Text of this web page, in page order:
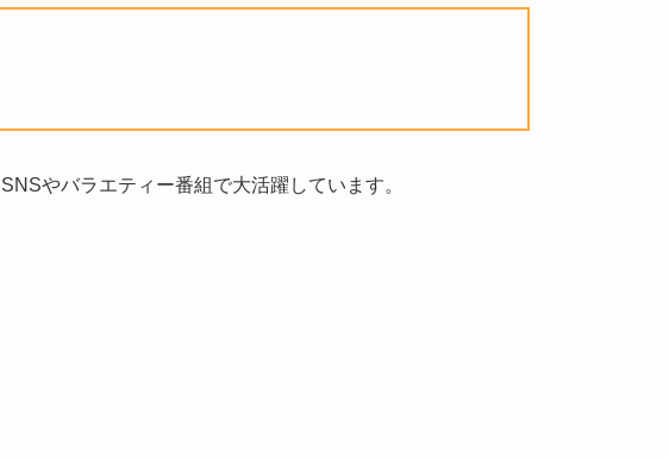
やバラエティー番組で大活躍しています。